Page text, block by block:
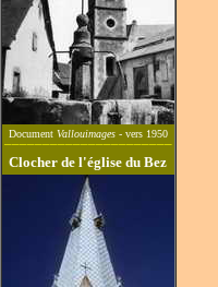
Document Vallouimages - vers 1950
______________________
Clocher de l'église du Bez